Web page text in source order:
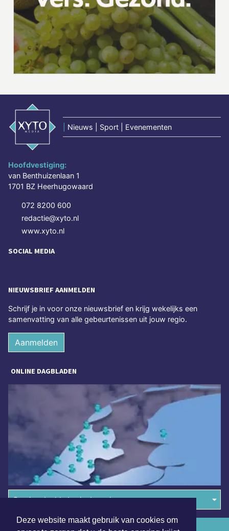
Deze website maakt gebruik van cookies om
Nieuws | Sport | Evenementen
Hoofdvestiging:
van Benthuizenlaan 1
1701 BZ Heerhugowaard
072 8200 600
redactie@xyto.nl
www.xyto.nl
SOCIAL MEDIA
NIEUWSBRIEF AANMELDEN
Schrijf je in voor onze nieuwsbrief en krijg wekelijks een
samenvatting van alle gebeurtenissen uit jouw regio.
Aanmelden
ONLINE DAGBLADEN
Overige dagbladen in de regio